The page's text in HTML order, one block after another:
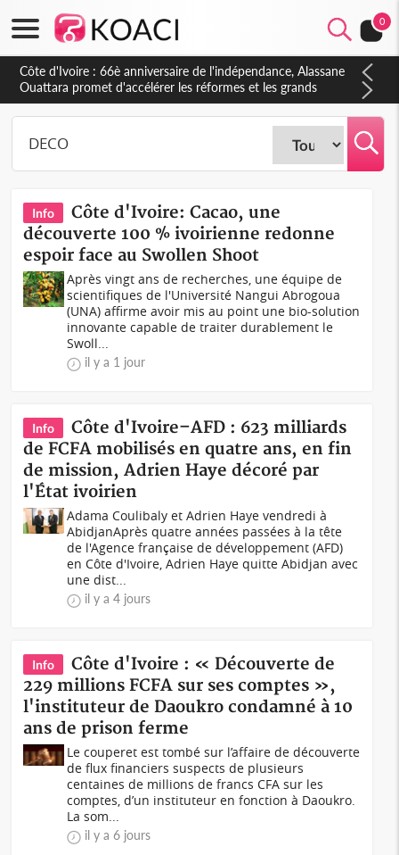
0
Côte d'Ivoire : À Abidjan, Amadou Oury Bah admire le modèle
ivoirien et veut s'en inspirer pour accélérer le développement
de la Guinée
Info
Côte d'Ivoire: Cacao, une
découverte 100 % ivoirienne redonne
espoir face au Swollen Shoot
Après vingt ans de recherches, une équipe de
scientifiques de l'Université Nangui Abrogoua
(UNA) affirme avoir mis au point une bio-solution
innovante capable de traiter durablement le
Swoll...
il y a 1 jour
Info
Côte d'Ivoire–AFD : 623 milliards
de FCFA mobilisés en quatre ans, en fin
de mission, Adrien Haye décoré par
l'État ivoirien
Adama Coulibaly et Adrien Haye vendredi à
AbidjanAprès quatre années passées à la tête
de l'Agence française de développement (AFD)
en Côte d'Ivoire, Adrien Haye quitte Abidjan avec
une dist...
il y a 4 jours
Info
Côte d'Ivoire : « Découverte de
229 millions FCFA sur ses comptes »,
l'instituteur de Daoukro condamné à 10
ans de prison ferme
Le couperet est tombé sur l’affaire de découverte
de flux financiers suspects de plusieurs
centaines de millions de francs CFA sur les
comptes, d’un instituteur en fonction à Daoukro.
La som...
il y a 6 jours